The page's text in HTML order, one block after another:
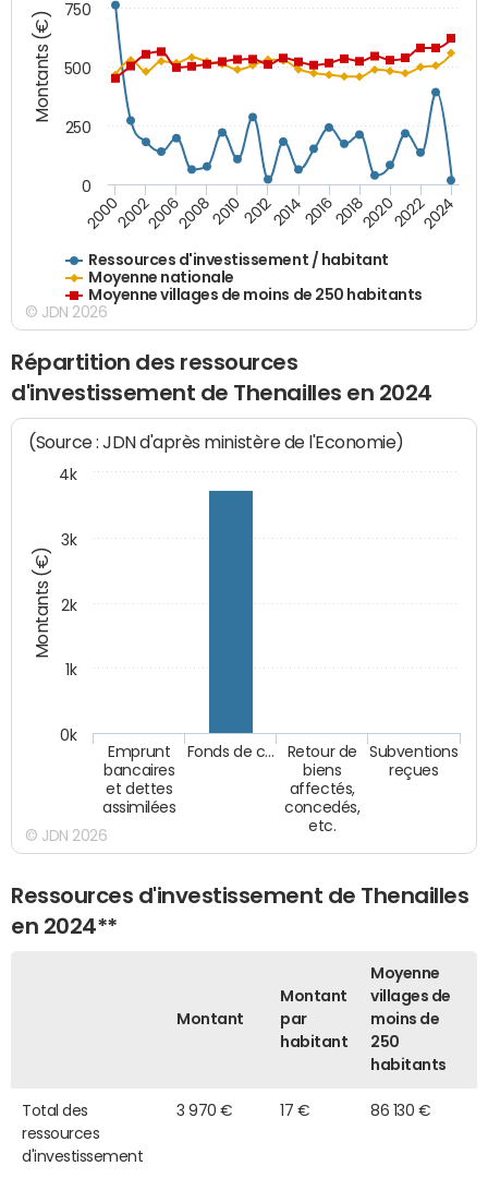
Montants (€)
Ressources d'investissement / habitant
Moyenne nationale
Moyenne villages de moins de 250 habitants
200020022006200820102012201420162018202020222024
0
250
500
750
© JDN 2026
Répartition des ressources
d'investissement de Thenailles en 2024
Montants (€)
(Source : JDN d'après ministère de l'Economie)
Emprunt
bancaires
et dettes
assimilées
Fonds de c…
Retour de
biens
affectés,
concedés,
etc.
Subventions
reçues
0k
1k
2k
3k
4k
© JDN 2026
Ressources d'investissement de Thenailles
en 2024**
Montant
Montant
par
habitant
Moyenne
villages de
moins de
250
habitants
Total des
ressources
d'investissement
3 970 € 17 € 86 130 €